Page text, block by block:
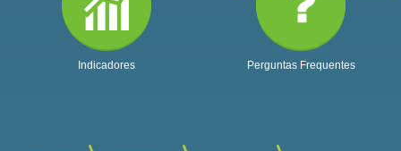
Indicadores Perguntas Frequentes